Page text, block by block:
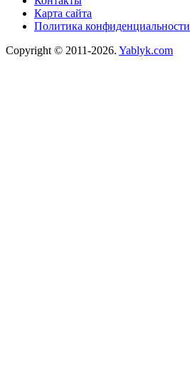
Карта сайта
Политика конфиденциальности
Copyright © 2011-2026. Yablyk.сom